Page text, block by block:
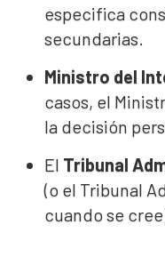
especifica
secundarias.
Ministro del
casos, el
la decisión
El Tribunal
(o el Tribunal
cuando se